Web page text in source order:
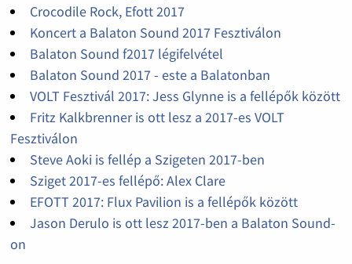
Crocodile Rock, Efott 2017
Koncert a Balaton Sound 2017 Fesztiválon
Balaton Sound f2017 légifelvétel
Balaton Sound 2017 - este a Balatonban
VOLT Fesztivál 2017: Jess Glynne is a fellépők között
Fritz Kalkbrenner is ott lesz a 2017-es VOLT
Fesztiválon
Steve Aoki is fellép a Szigeten 2017-ben
Sziget 2017-es fellépő: Alex Clare
EFOTT 2017: Flux Pavilion is a fellépők között
Jason Derulo is ott lesz 2017-ben a Balaton Sound-
on